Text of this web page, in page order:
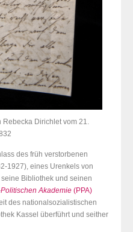
Dirichlet vom 21.
des früh verstorbenen
1927), eines Urenkels von
Bibliothek und seinen
Akademie (PPA)
des nationalsozialistischen
Kassel überführt und seither